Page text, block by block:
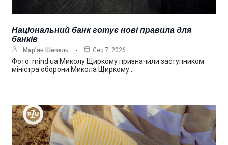
Національний банк готує нові правила для
банків
Мар’ян Шепель Сер 7, 2026
Фото: mind.ua Миколу Щиркому призначили заступником
міністра оборони Микола Щиркому…